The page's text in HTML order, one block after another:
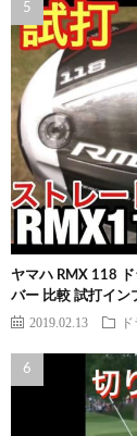
ヤマハ RMX 118
バー 比較 試打イン
2019.02.13